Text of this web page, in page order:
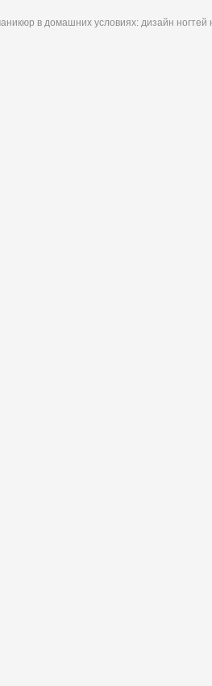
в домашних условиях: дизайн